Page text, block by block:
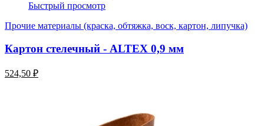
Быстрый просмотр
Прочие материалы (краска, обтяжка, воск, картон, липучка)
Картон стелечный - ALTEX 0,9 мм
524,50 ₽